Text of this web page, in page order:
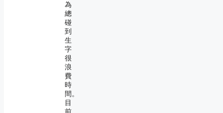
為
總
碰
到
生
字
很
浪
費
時
間。
目